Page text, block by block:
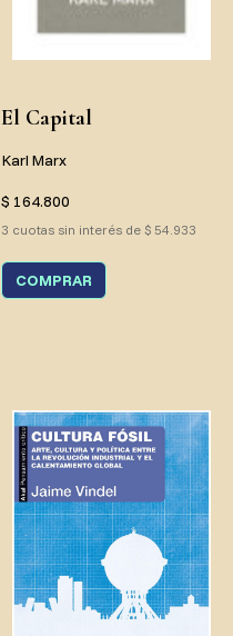
El Capital
Karl Marx
$ 164.800
3 cuotas sin interés de $ 54.933
COMPRAR